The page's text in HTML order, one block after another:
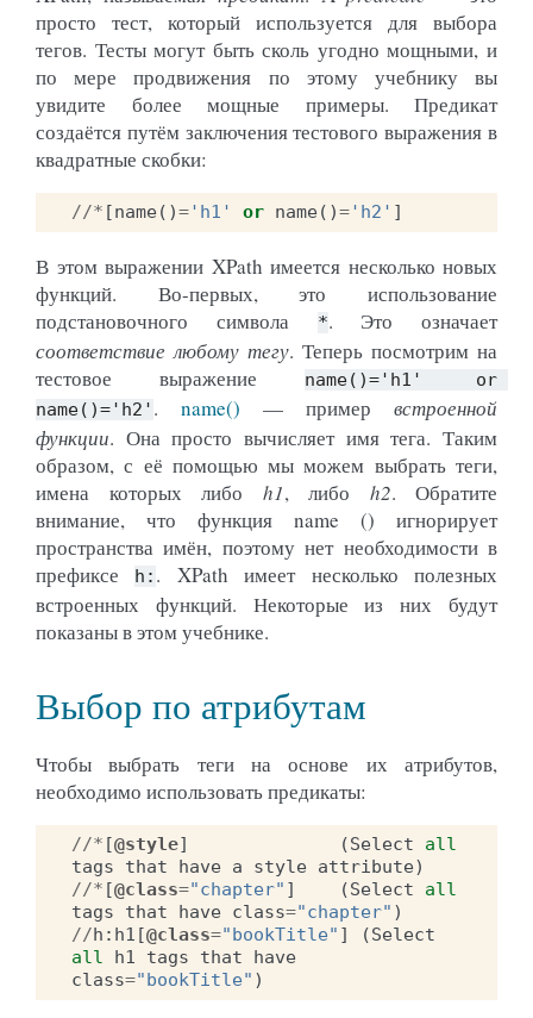
просто тест, который используется для выбора
тегов. Тесты могут быть сколь угодно мощными, и
по мере продвижения по этому учебнику вы
увидите более мощные примеры. Предикат
создаётся путём заключения тестового выражения в
квадратные скобки:
//* [name()='h1' or name()='h2' ]
В этом выражении XPath имеется несколько новых
функций. Во-первых, это использование
подстановочного символа
*. Это означает
соответствие любому тегу. Теперь посмотрим на
тестовое выражение
name()='h1'
or
name()='h2' . name() — пример встроенной
функции. Она просто вычисляет имя тега. Таким
образом, с её помощью мы можем выбрать теги,
имена которых либо h1, либо h2. Обратите
внимание, что функция name () игнорирует
пространства имён, поэтому нет необходимости в
префиксе
h: . XPath имеет несколько полезных
встроенных функций. Некоторые из них будут
показаны в этом учебнике.
Выбор по атрибутам
Чтобы выбрать теги на основе их атрибутов,
необходимо использовать предикаты:
//* [@style] (Select
all
tags
that have a style attribute)
//* [@class="chapter" ] (Select
all
tags
that have class="chapter" )
//h : h1 [@class="bookTitle" ] (Select
all
h1 tags that
have
class="bookTitle" )